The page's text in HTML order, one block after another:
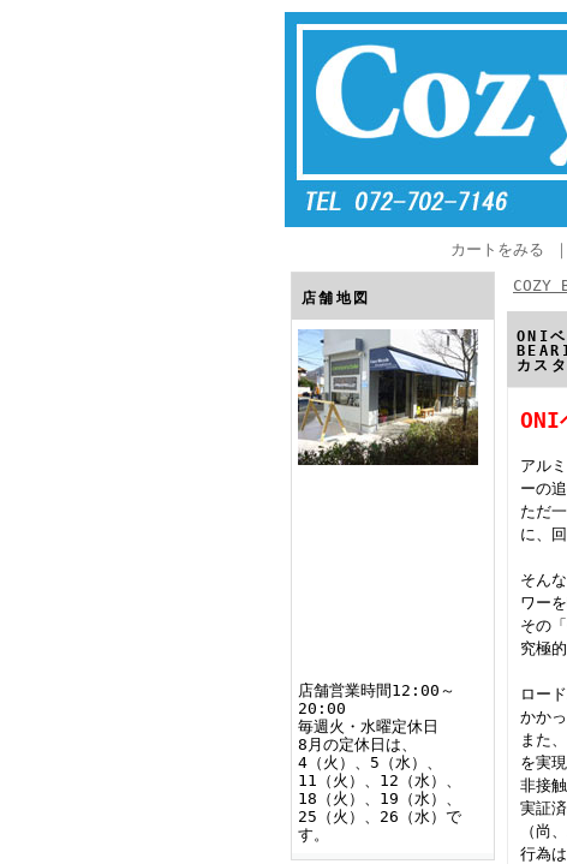
カートをみる
店舗地図
店舗営業時間12:00～
20:00
毎週火・水曜定休日
8月の定休日は、
4（火）、5（水）、
11（火）、12（水）、
18（火）、19（水）、
25（火）、26（水）で
す。
COZY
ONI
カス
ONI
アル
ーの
ただ
に、
そん
ワー
その
究極
ロー
かか
また
を実
非接
実証済
（尚
行為